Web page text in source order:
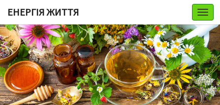
ЕНЕРГІЯ ЖИТТЯ